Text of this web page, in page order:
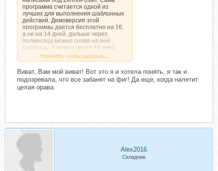
программа считается одной из
лучших для выполнения шаблонных
действий. Демоверсия этой
программы дается бесплатно на 16,
а не на 14 дней, дальше через
полмесяца можно снова на ней
работать. А можно через 16 дней
зарегистрировать ее на новый
почтовый ящик, удалить первый
демовариант, почистить реестр и
установить снова демоверсию. Но
демоверсия не работает с прокси и
сервисами капчи, а с одного аккаунта
деньги за просмотры, постить надо
достаточно много, а для этого нужны
деньги будут не только на лицензию
программы, но и на аккаунты, прокси
и капчу.
Ну и кроме того, надеюсь, что автор
хотя бы расскажет где и какие видео
Нажмите, чтобы раскрыть...
Виват, Вам мой виват! Вот это я и хотела понять, я так и
подозревала, что все забанят на фиг! Да еще, когда налетит
целая орава.
Alex2016
Складчик